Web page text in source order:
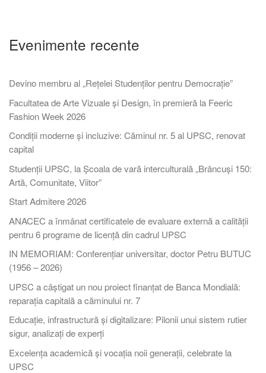
Evenimente recente
Devino membru al „Rețelei Studenților pentru Democrație”
Facultatea de Arte Vizuale și Design, în premieră la Feeric
Fashion Week 2026
Condiții moderne și incluzive: Căminul nr. 5 al UPSC, renovat
capital
Studenții UPSC, la Școala de vară interculturală „Brâncuși 150:
Artă, Comunitate, Viitor”
Start Admitere 2026
ANACEC a înmânat certificatele de evaluare externă a calității
pentru 6 programe de licență din cadrul UPSC
IN MEMORIAM: Conferențiar universitar, doctor Petru BUTUC
(1956 – 2026)
UPSC a câștigat un nou proiect finanțat de Banca Mondială:
reparația capitală a căminului nr. 7
Educație, infrastructură și digitalizare: Pilonii unui sistem rutier
sigur, analizați de experți
Excelența academică și vocația noii generații, celebrate la
UPSC